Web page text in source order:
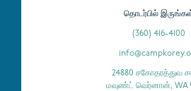
தொடர்பில்
(360) 416-4100
24880 சகோதரத்துவ
மவுண்ட் வெர்னான், WA